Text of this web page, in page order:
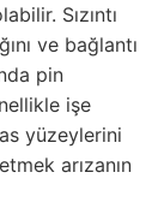
Sızıntı
ve bağlantı
pin
işe
yüzeylerini
arızanın